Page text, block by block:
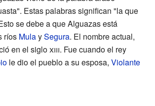
Estas palabras significan "la que
se debe a que Alguazas está
ríos MulaySegura. El nombre actual,
en el sigloxiii. Fue cuando el rey
le dio el pueblo a su esposa, Violante